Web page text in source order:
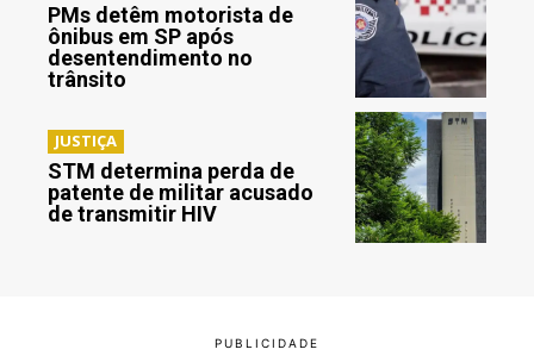
PMs detêm motorista de
ônibus em SP após
desentendimento no
trânsito
JUSTIÇA
STM determina perda de
patente de militar acusado
de transmitir HIV